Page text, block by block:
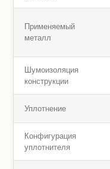
Применяемый
металл
Шумоизоляция
конструкции
Уплотнение
Конфигурация
уплотнителя